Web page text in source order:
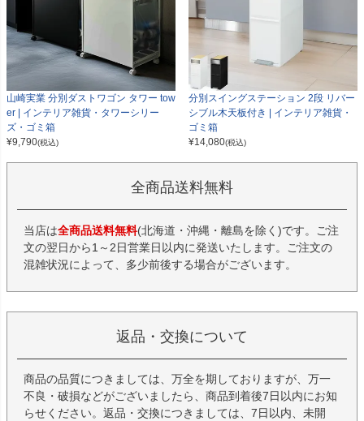
山崎実業 分別ダストワゴン タワー tow
er | インテリア雑貨・タワーシリー
ズ・ゴミ箱
¥9,790(税込)
分別スイングステーション 2段 リバー
シブル木天板付き | インテリア雑貨・
ゴミ箱
¥14,080(税込)
全商品送料無料
当店は全商品送料無料(北海道・沖縄・離島を除く)です。ご注
文の翌日から1～2日営業日以内に発送いたします。ご注文の
混雑状況によって、多少前後する場合がございます。
返品・交換について
商品の品質につきましては、万全を期しておりますが、万一
不良・破損などがございましたら、商品到着後7日以内にお知
らせください。返品・交換につきましては、7日以内、未開